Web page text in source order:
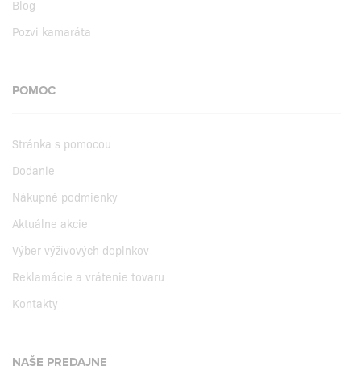
Blog
Pozvi kamaráta
POMOC
Stránka s pomocou
Dodanie
Nákupné podmienky
Aktuálne akcie
Výber výživových doplnkov
Reklamácie a vrátenie tovaru
Kontakty
NAŠE PREDAJNE